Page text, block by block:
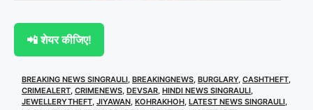
📲 शेयर कीजिए!
BREAKING NEWS SINGRAULI BREAKINGNEWS BURGLARY, CASHTHEFT
CRIMEALERT CRIMENEWS DEVSAR HINDI NEWS SINGRAULI
JEWELLERYTHEFT JIYAWAN KOHRAKHOH LATEST NEWS SINGRAULI